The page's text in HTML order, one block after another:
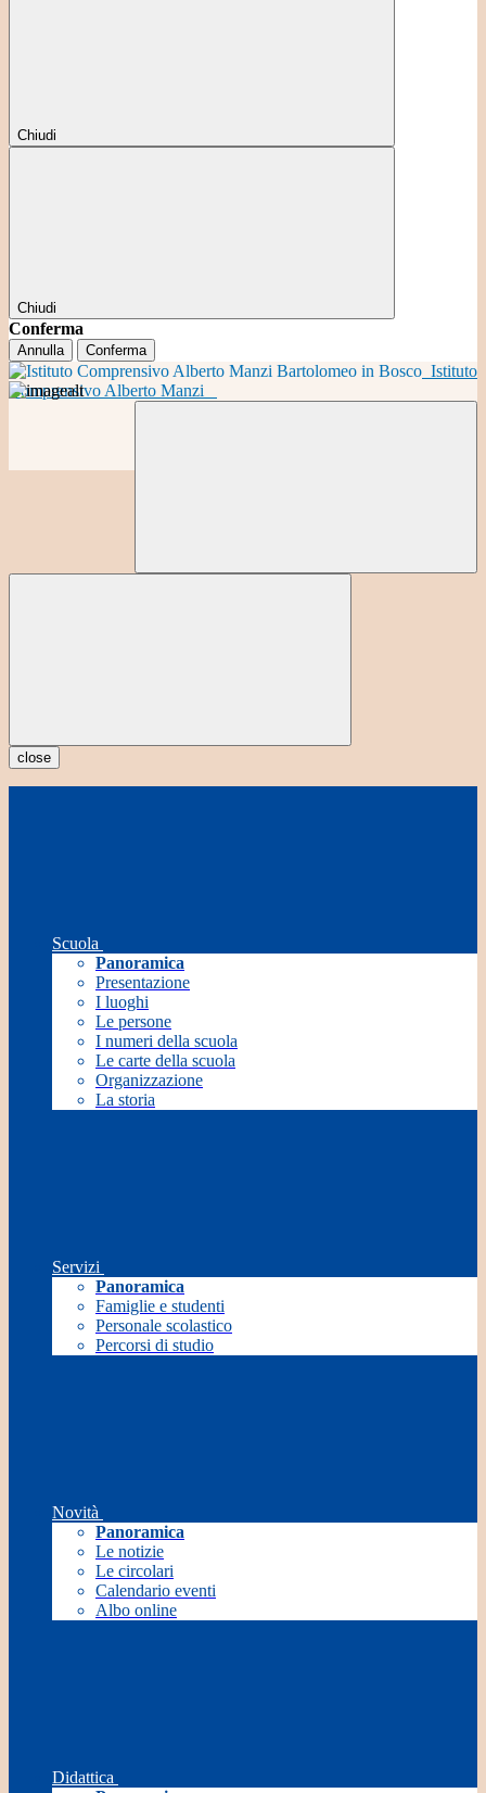
Chiudi
Chiudi
Conferma
Annulla Conferma
Istituto
Comprensivo Alberto Manzi
close
Scuola
Panoramica
Presentazione
I luoghi
Le persone
I numeri della scuola
Le carte della scuola
Organizzazione
La storia
Servizi
Panoramica
Famiglie e studenti
Personale scolastico
Percorsi di studio
Novità
Panoramica
Le notizie
Le circolari
Calendario eventi
Albo online
Didattica